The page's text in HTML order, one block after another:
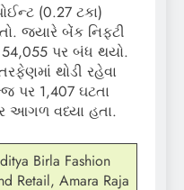
(0.27 ટકા)
જ્યારે બેંક નિફ્ટી
54,055 પર બંધ થયો.
થોડી રહેવા
1,407 ઘટતા
આગળ વધ્યા હતા.
Birla Fashion
Retail, Amara Raja